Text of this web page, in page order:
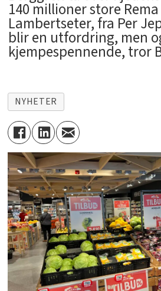
140 millioner store Rema
Lambertseter, fra Per
blir en utfordring, men
kjempespennende, tror
NYHETER